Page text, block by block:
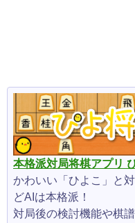
本格派対局将棋アプリ
かわいい「ひよこ」と
どAIは本格派！
対局後の検討機能や棋